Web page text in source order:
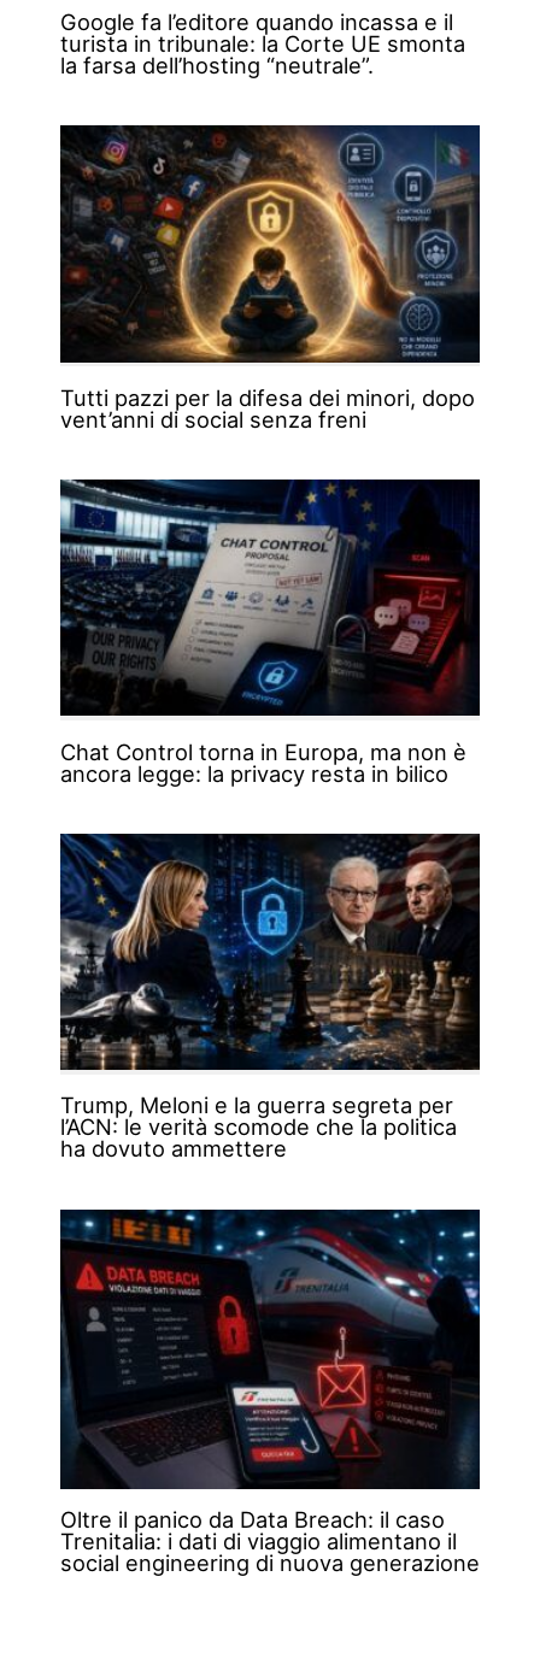
Google fa l’editore quando incassa e il
turista in tribunale: la Corte UE smonta
la farsa dell’hosting “neutrale”.
Tutti pazzi per la difesa dei minori, dopo
vent’anni di social senza freni
Chat Control torna in Europa, ma non è
ancora legge: la privacy resta in bilico
Trump, Meloni e la guerra segreta per
l’ACN: le verità scomode che la politica
ha dovuto ammettere
Oltre il panico da Data Breach: il caso
Trenitalia: i dati di viaggio alimentano il
social engineering di nuova generazione